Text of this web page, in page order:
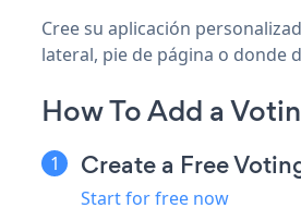
Cree su aplicación
lateral, pie de página o donde
How To Add a
Create a Free
Start for free now